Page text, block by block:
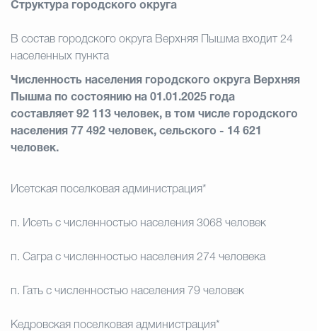
Структура городского округа
В состав городского округа Верхняя Пышма входит 24
населенных пункта
Численность населения городского округа Верхняя
Пышма по состоянию на 01.01.2025 года
составляет 92 113 человек, в том числе городского
населения 77 492 человек, сельского - 14 621
человек.
Исетская поселковая администрация*
п. Исеть с численностью населения 3068 человек
п. Сагра с численностью населения 274 человека
п. Гать с численностью населения 79 человек
Кедровская поселковая администрация*